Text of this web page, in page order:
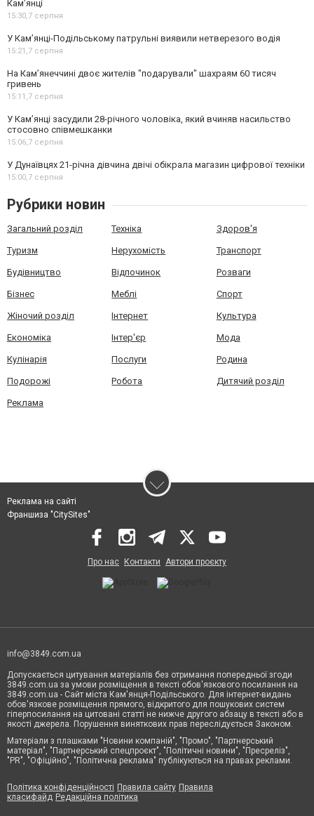
Кам’янці
15:30,7 серпня
У Кам’янці-Подільському патрульні виявили нетверезого водія
15:21,7 серпня
На Камʼянеччині двоє жителів "подарували" шахраям 60 тисяч
гривень
15:11,7 серпня
У Камʼянці засудили 28-річного чоловіка, який вчиняв насильство
стосовно співмешканки
15:06,7 серпня
У Дунаївцях 21-річна дівчина двічі обікрала магазин цифрової техніки
15:00,7 серпня
Рубрики новин
Загальний розділ Техніка Здоров'я
Туризм Нерухомість Транспорт
Будівництво Відпочинок Розваги
Бізнес Меблі Спорт
Жіночий розділ Інтернет Культура
Економіка Інтер'єр Мода
Кулінарія Послуги Родина
Подорожі Робота Дитячий розділ
Реклама
Реклама на сайті
Франшиза "CitySites"
Про нас Контакти Автори проєкту
info@3849.com.ua
Допускається цитування матеріалів без отримання попередньої згоди
3849.com.ua за умови розміщення в тексті обов'язкового посилання на
3849.com.ua - Сайт міста Кам'янця-Подільського. Для інтернет-видань
обов'язкове розміщення прямого, відкритого для пошукових систем
гіперпосилання на цитовані статті не нижче другого абзацу в тексті або в
якості джерела. Порушення виняткових прав переслідується Законом.
Матеріали з плашками "Новини компаній", "Промо", "Партнерський
матеріал", "Партнерський спецпроєкт", "Політичні новини", "Пресреліз",
"PR", "Офіційно", "Політична реклама" публікуються на правах реклами.
Політика конфіденційності Правила сайту Правила
класифайд Редакційна політика